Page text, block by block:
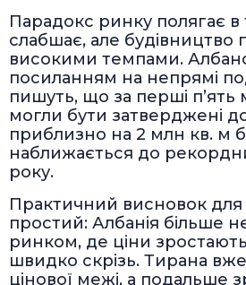
Парадокс ринку полягає
слабшає, але будівництво
високими темпами.
посиланням на непрямі
пишуть, що за перші п’ять
могли бути затверджені
приблизно на 2 млн кв. м
наближається до
року.
Практичний висновок для
простий: Албанія більше
ринком, де ціни
швидко скрізь. Тирана
цінової межі, а подальше